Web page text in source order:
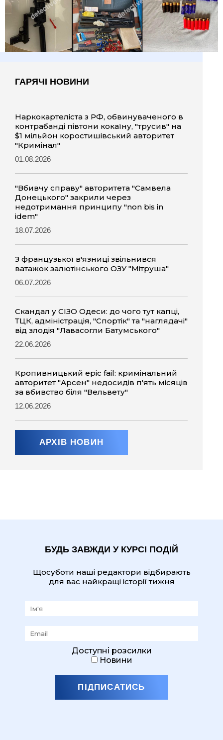
ГАРЯЧІ НОВИНИ
Наркокартеліста з РФ, обвинуваченого в
контрабанді півтони кокаїну, "трусив" на
$1 мільйон коростишівський авторитет
"Кримінал"
01.08.2026
"Вбивчу справу" авторитета "Самвела
Донецького" закрили через
недотримання принципу "non bis in
idem"
18.07.2026
З французької в'язниці звільнився
ватажок залютінського ОЗУ "Мітруша"
06.07.2026
Скандал у СІЗО Одеси: до чого тут капці,
ТЦК, адміністрація, "Спортік" та "наглядачі"
від злодія "Лавасогли Батумського"
22.06.2026
Кропивницький epic fail: кримінальний
авторитет "Арсен" недосидів п'ять місяців
за вбивство біля "Вельвету"
12.06.2026
АРХІВ НОВИН
БУДЬ ЗАВЖДИ У КУРСІ ПОДІЙ
Щосуботи наші редактори відбирають
для вас найкращі історії тижня
Доступні розсилки
Новини
ПІДПИСАТИСЬ